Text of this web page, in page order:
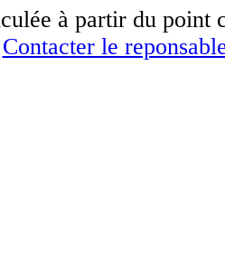
à partir du point
Contacter le